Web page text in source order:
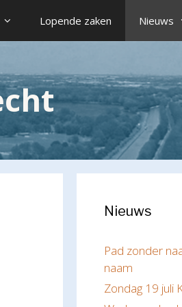
Lopende zaken Nieuws
Nieuws
Pad zonder
naam
Zondag 19 juli